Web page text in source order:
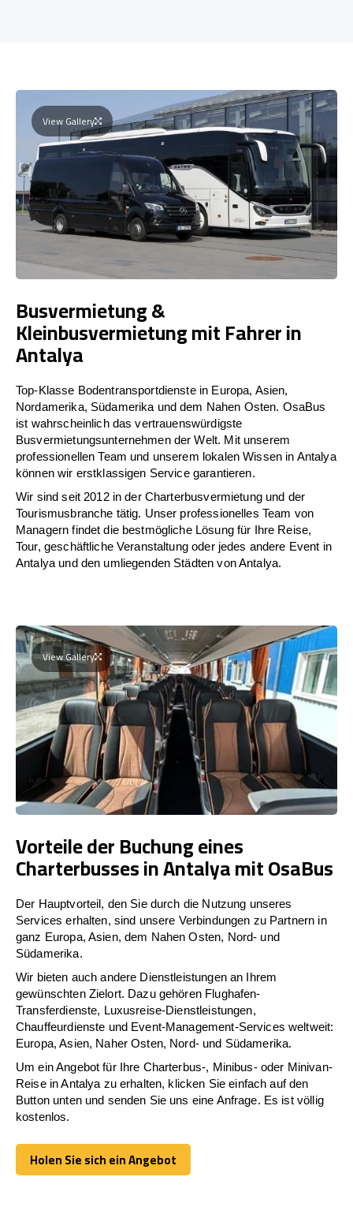
View Gallery
Busvermietung &
Kleinbusvermietung mit Fahrer in
Antalya
Top-Klasse Bodentransportdienste in Europa, Asien,
Nordamerika, Südamerika und dem Nahen Osten. OsaBus
ist wahrscheinlich das vertrauenswürdigste
Busvermietungsunternehmen der Welt. Mit unserem
professionellen Team und unserem lokalen Wissen in Antalya
können wir erstklassigen Service garantieren.
Wir sind seit 2012 in der Charterbusvermietung und der
Tourismusbranche tätig. Unser professionelles Team von
Managern findet die bestmögliche Lösung für Ihre Reise,
Tour, geschäftliche Veranstaltung oder jedes andere Event in
Antalya und den umliegenden Städten von Antalya.
View Gallery
Vorteile der Buchung eines
Charterbusses in Antalya mit OsaBus
Der Hauptvorteil, den Sie durch die Nutzung unseres
Services erhalten, sind unsere Verbindungen zu Partnern in
ganz Europa, Asien, dem Nahen Osten, Nord- und
Südamerika.
Wir bieten auch andere Dienstleistungen an Ihrem
gewünschten Zielort. Dazu gehören Flughafen-
Transferdienste, Luxusreise-Dienstleistungen,
Chauffeurdienste und Event-Management-Services weltweit:
Europa, Asien, Naher Osten, Nord- und Südamerika.
Um ein Angebot für Ihre Charterbus-, Minibus- oder Minivan-
Reise in Antalya zu erhalten, klicken Sie einfach auf den
Button unten und senden Sie uns eine Anfrage. Es ist völlig
kostenlos.
Holen Sie sich ein Angebot
Holen Sie sich ein Angebot